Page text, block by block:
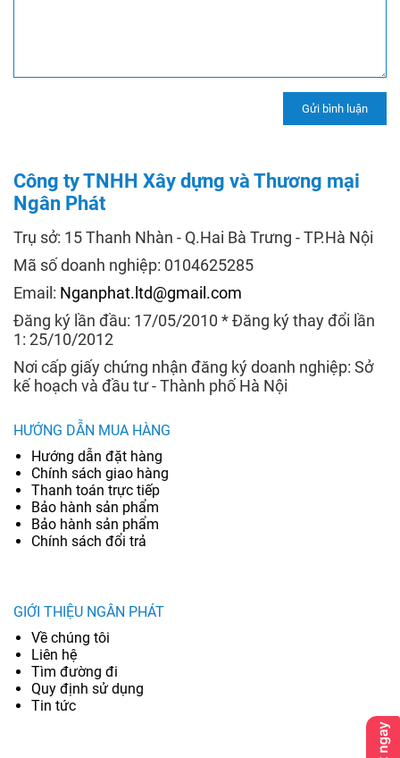
Công ty TNHH Xây dựng và Thương mại
Ngân Phát
Trụ sở: 15 Thanh Nhàn - Q.Hai Bà Trưng - TP.Hà Nội
Mã số doanh nghiệp: 0104625285
Email: Nganphat.ltd@gmail.com
Đăng ký lần đầu: 17/05/2010 * Đăng ký thay đổi lần
1: 25/10/2012
Nơi cấp giấy chứng nhận đăng ký doanh nghiệp: Sở
kế hoạch và đầu tư - Thành phố Hà Nội
HƯỚNG DẪN MUA HÀNG
Hướng dẫn đặt hàng
Chính sách giao hàng
Thanh toán trực tiếp
Bảo hành sản phẩm
Bảo hành sản phẩm
Chính sách đổi trả
GIỚI THIỆU NGÂN PHÁT
Về chúng tôi
Liên hệ
Tìm đường đi
Quy định sử dụng
Tin tức